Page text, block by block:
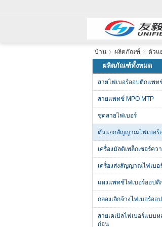
บ้าน ผลิตภัณฑ์ ตัวแ
ผลิตภัณฑ์ทั้งหมด
สายไฟเบอร์ออปติกแพท
สายแพทช์ MPO MTP
ชุดสายไฟเบอร์
ตัวแยกสัญญาณไฟเบอร์
เครื่องมัลติเพล็กเซอร์ค
เครื่องส่งสัญญาณไฟเบอ
แผงแพทช์ไฟเบอร์ออปติ
กล่องเลิกจ้างไฟเบอร์ออ
สายเคเบิลไฟเบอร์แบบ
ก่อน